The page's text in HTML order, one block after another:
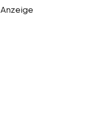
Anzeige